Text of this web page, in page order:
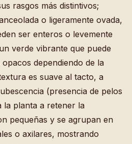
rasgos más distintivos;
o ligeramente ovada,
ser enteros o levemente
verde vibrante que puede
dependiendo de la
es suave al tacto, a
(presencia de pelos
la planta a retener la
pequeñas y se agrupan en
o axilares, mostrando